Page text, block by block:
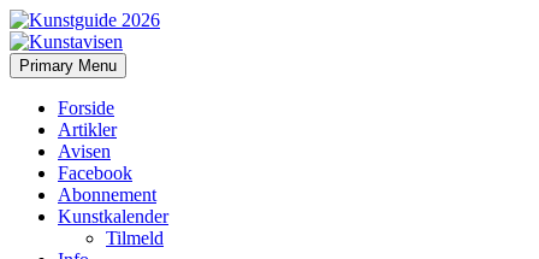
Kunstavisen
Search
Primary Menu Skip
to
Forside
Artikler
Avisen
Facebook
Abonnement
Kunstkalender
Tilmeld